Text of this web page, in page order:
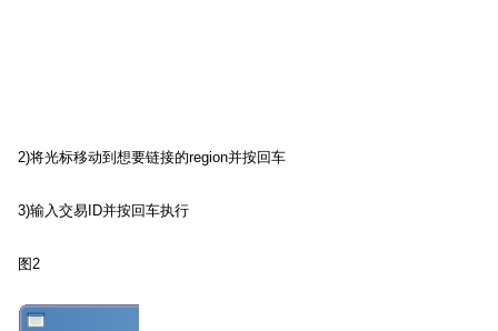
2)将光标移动到想要链接的region并按回车
3)输入交易 ID并按回车执行
图2